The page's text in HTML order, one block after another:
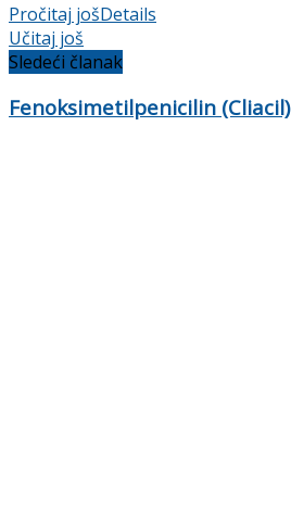
Pročitaj jošDetails
Učitaj još
Sledeći članak
Fenoksimetilpenicilin (Cliacil)